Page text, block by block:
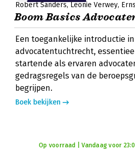
Robert Sanders Leonie Verwey
Boom Basics
Een toegankelijke introductie
advocatentuchtrecht,
startende als ervaren
gedragsregels van de
begrijpen.
Boek bekijken
Op voorraad | Vandaag voor